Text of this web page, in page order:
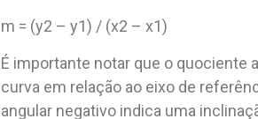
m = (y2 – y1) / (x2 – x1)
É importante notar que o quociente
curva em relação ao eixo de
angular negativo indica uma